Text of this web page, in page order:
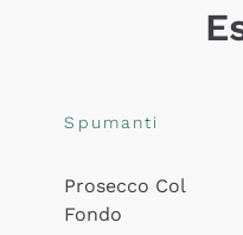
Spumanti
Prosecco Col
Fondo